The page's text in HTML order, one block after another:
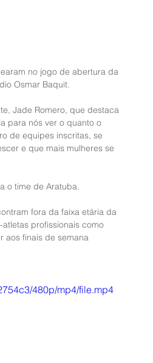
no jogo de abertura da
Osmar Baquit.
Jade Romero, que destaca
para nós ver o quanto o
de equipes inscritas, se
e que mais mulheres se
o time de Aratuba.
fora da faixa etária da
profissionais como
aos finais de semana
480p/mp4/file.mp4